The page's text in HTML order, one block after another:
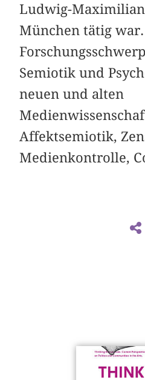
Ludwig-
München tätig war.
Semiotik und
neuen und alten
Affektsemiotik,
Medienkontrolle,